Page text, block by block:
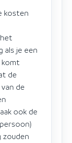
kosten
als je een
komt
de
de
ook de
zouden